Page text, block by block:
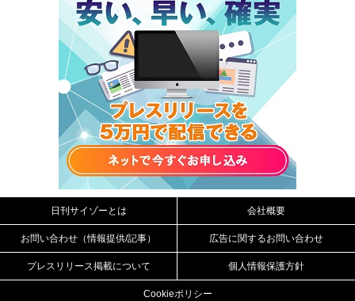
日刊サイゾーとは 会社概要
お問い合わせ（情報提供/記事） 広告に関するお問い合わせ
プレスリリース掲載について 個人情報保護方針
Cookieポリシー